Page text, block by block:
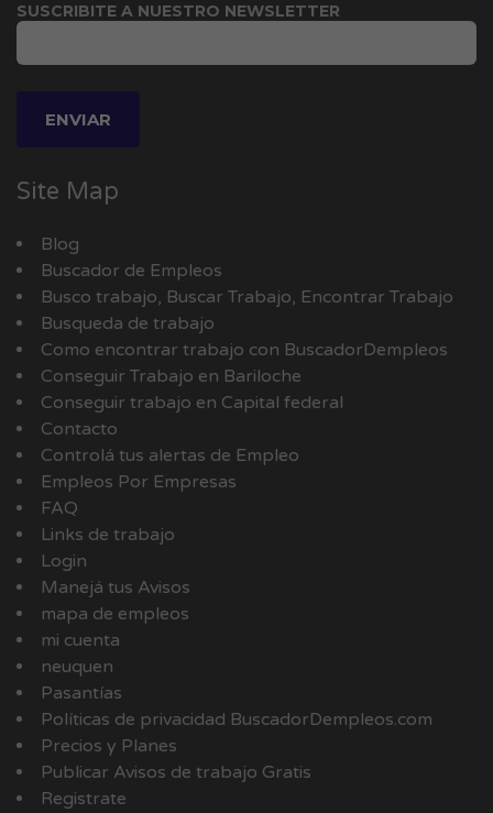
SUSCRIBITE A NUESTRO NEWSLETTER
Site Map
Blog
Buscador de Empleos
Busco trabajo, Buscar Trabajo, Encontrar Trabajo
Busqueda de trabajo
Como encontrar trabajo con BuscadorDempleos
Conseguir Trabajo en Bariloche
Conseguir trabajo en Capital federal
Contacto
Controlá tus alertas de Empleo
Empleos Por Empresas
FAQ
Links de trabajo
Login
Manejá tus Avisos
mapa de empleos
mi cuenta
neuquen
Pasantías
Políticas de privacidad BuscadorDempleos.com
Precios y Planes
Publicar Avisos de trabajo Gratis
Registrate